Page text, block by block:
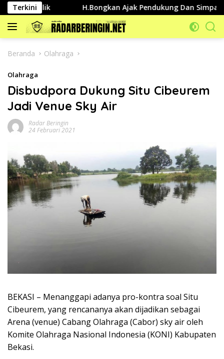
Langsung
ke
konten
Terkini
Publik H.Bongkan Ajak Pendukung Dan
Beranda Olahraga
Olahraga
Disbudpora Dukung Situ Cibeurem
Jadi Venue Sky Air
Radar Beringin
24 Februari 2021
BEKASI – Menanggapi adanya pro-kontra soal Situ
Cibeurem, yang rencananya akan dijadikan sebagai
Arena (venue) Cabang Olahraga (Cabor) sky air oleh
Komite Olahraga Nasional Indonesia (KONI) Kabupaten
Bekasi.